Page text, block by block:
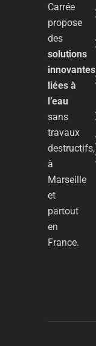
Carrée
propose
des
solutions
innovantes
liées à
l’eau
sans
travaux
destructifs,
à
Marseille
et
partout
en
France.